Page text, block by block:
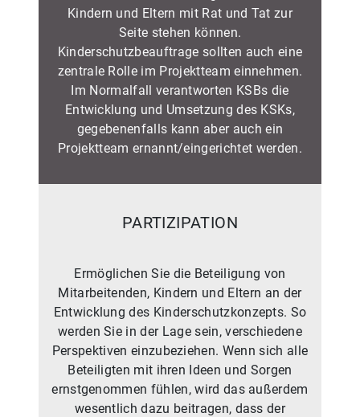
Kindern und Eltern mit Rat und Tat zur
Seite stehen können.
Kinderschutzbeauftrage sollten auch eine
zentrale Rolle im Projektteam einnehmen.
Im Normalfall verantworten KSBs die
Entwicklung und Umsetzung des KSKs,
gegebenenfalls kann aber auch ein
Projektteam ernannt/eingerichtet werden.
PARTIZIPATION
Ermöglichen Sie die Beteiligung von
Mitarbeitenden, Kindern und Eltern an der
Entwicklung des Kinderschutzkonzepts. So
werden Sie in der Lage sein, verschiedene
Perspektiven einzubeziehen. Wenn sich alle
Beteiligten mit ihren Ideen und Sorgen
ernstgenommen fühlen, wird das außerdem
wesentlich dazu beitragen, dass der